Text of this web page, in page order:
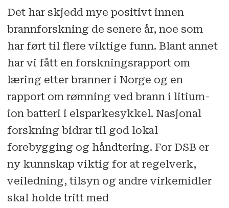
Det har skjedd mye positivt innen
brannforskning de senere år, noe som
har ført til flere viktige funn. Blant annet
har vi fått en forskningsrapport om
læring etter branner i Norge og en
rapport om rømning ved brann i litium­-
ion batteri i elsparkesykkel. Nasjonal
forskning bidrar til god lokal
forebygging og håndtering. For DSB er
ny kunnskap viktig for at regelverk,
veiledning, tilsyn og andre virkemidler
skal holde tritt med